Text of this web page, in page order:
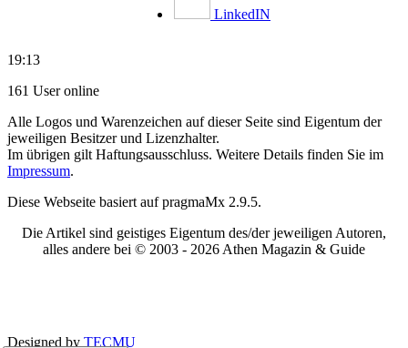
LinkedIN
19:13
161 User online
Alle Logos und Warenzeichen auf dieser Seite sind Eigentum der
jeweiligen Besitzer und Lizenzhalter.
Im übrigen gilt Haftungsausschluss. Weitere Details finden Sie im
Impressum.
Diese Webseite basiert auf pragmaMx 2.9.5.
Die Artikel sind geistiges Eigentum des/der jeweiligen Autoren,
alles andere bei © 2003 - 2026 Athen Magazin & Guide
Designed by TECMU